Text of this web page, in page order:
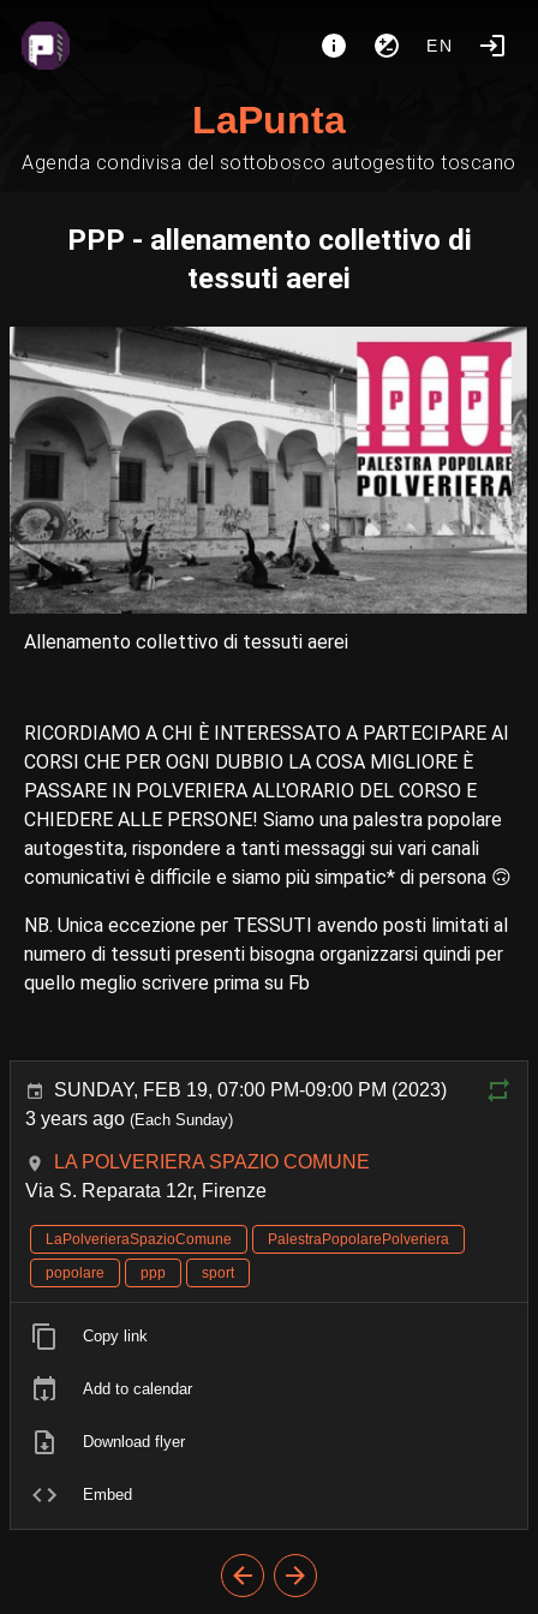
EN
LaPunta
Agenda condivisa del sottobosco autogestito toscano
PPP - allenamento collettivo di
tessuti aerei
Allenamento collettivo di tessuti aerei
RICORDIAMO A CHI È INTERESSATO A PARTECIPARE AI
CORSI CHE PER OGNI DUBBIO LA COSA MIGLIORE È
PASSARE IN POLVERIERA ALL'ORARIO DEL CORSO E
CHIEDERE ALLE PERSONE! Siamo una palestra popolare
autogestita, rispondere a tanti messaggi sui vari canali
comunicativi è difficile e siamo più simpatic* di persona 🙃
NB. Unica eccezione per TESSUTI avendo posti limitati al
numero di tessuti presenti bisogna organizzarsi quindi per
quello meglio scrivere prima su Fb
SUNDAY, FEB 19, 07:00 PM-09:00 PM (2023)
3 years ago (Each Sunday)
LA POLVERIERA SPAZIO COMUNE
Via S. Reparata 12r, Firenze
LaPolverieraSpazioComune
PalestraPopolarePolveriera
popolare
ppp sport
Copy link
Add to calendar
Download flyer
Embed